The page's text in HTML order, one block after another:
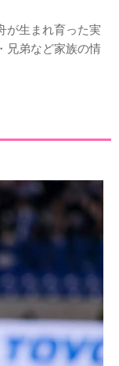
が生まれ育った実
兄弟など家族の情